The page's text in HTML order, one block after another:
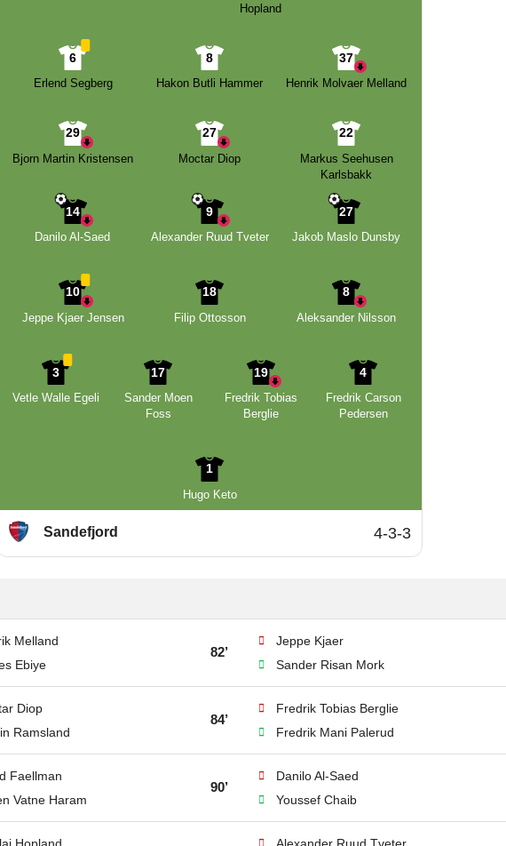
Hopland
6
Erlend Segberg
8
Hakon Butli Hammer
37
Henrik Molvaer Melland
29
Bjorn Martin Kristensen
27
Moctar Diop
22
Markus Seehusen
Karlsbakk
14
Danilo Al-Saed
9
Alexander Ruud Tveter
27
Jakob Maslo Dunsby
10
Jeppe Kjaer Jensen
18
Filip Ottosson
8
Aleksander Nilsson
3
Vetle Walle Egeli
17
Sander Moen
Foss
19
Fredrik Tobias
Berglie
4
Fredrik Carson
Pedersen
1
Hugo Keto
Sandefjord 4-3-3
Melland
Ebiye
82’
Jeppe Kjaer
Sander Risan Mork
Diop
Ramsland
84’
Fredrik Tobias Berglie
Fredrik Mani Palerud
Faellman
Vatne Haram
90’
Danilo Al-Saed
Youssef Chaib